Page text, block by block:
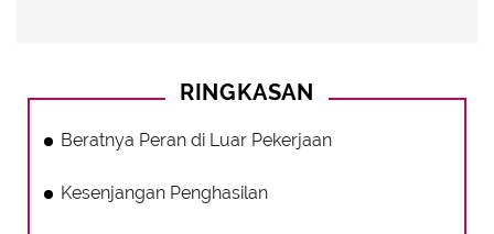
RINGKASAN
Beratnya Peran di Luar Pekerjaan
Kesenjangan Penghasilan